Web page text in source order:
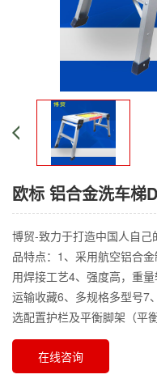
欧标 铝合金洗车梯
博贸-致力于打造中国人自
品特点：1、采用航空铝合
用焊接工艺4、强度高，重
运输收藏6、多规格多型号7
选配置护栏及平衡脚架（平
在线咨询